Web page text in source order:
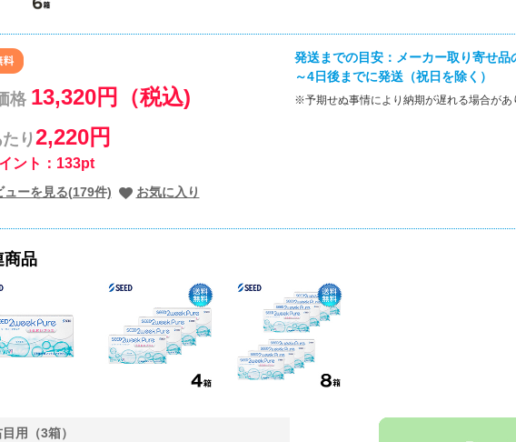
格 13,320円（税込)
り 2,220円
ント：133pt
ューを見る(179件) お気に入り
発送までの目安：メーカー取り寄せ品
～4日後までに発送（祝日を除く）
※予期せぬ事情により納期が遅れる場合があ
商品
用（3箱）